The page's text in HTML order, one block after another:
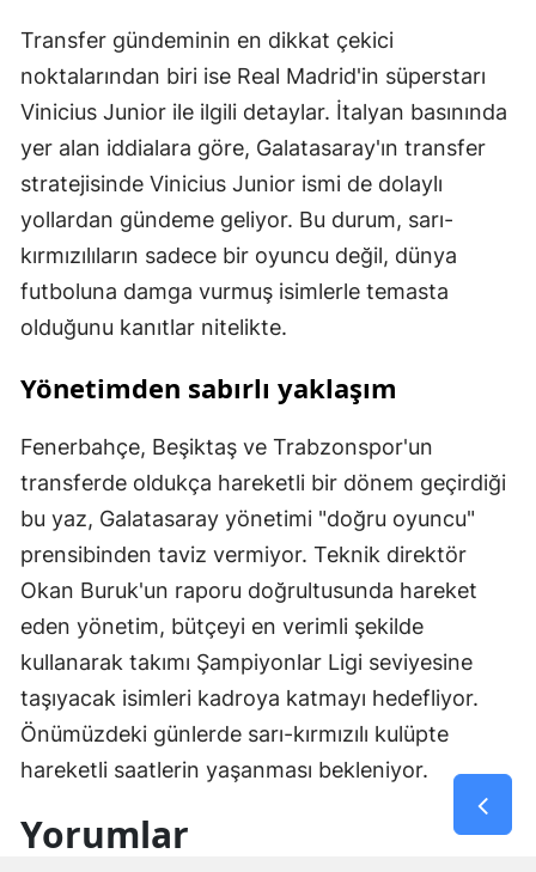
Transfer gündeminin en dikkat çekici
noktalarından biri ise Real Madrid'in süperstarı
Vinicius Junior ile ilgili detaylar. İtalyan basınında
yer alan iddialara göre, Galatasaray'ın transfer
stratejisinde Vinicius Junior ismi de dolaylı
yollardan gündeme geliyor. Bu durum, sarı-
kırmızılıların sadece bir oyuncu değil, dünya
futboluna damga vurmuş isimlerle temasta
olduğunu kanıtlar nitelikte.
Yönetimden sabırlı yaklaşım
Fenerbahçe, Beşiktaş ve Trabzonspor'un
transferde oldukça hareketli bir dönem geçirdiği
bu yaz, Galatasaray yönetimi "doğru oyuncu"
prensibinden taviz vermiyor. Teknik direktör
Okan Buruk'un raporu doğrultusunda hareket
eden yönetim, bütçeyi en verimli şekilde
kullanarak takımı Şampiyonlar Ligi seviyesine
taşıyacak isimleri kadroya katmayı hedefliyor.
Önümüzdeki günlerde sarı-kırmızılı kulüpte
hareketli saatlerin yaşanması bekleniyor.
Yorumlar